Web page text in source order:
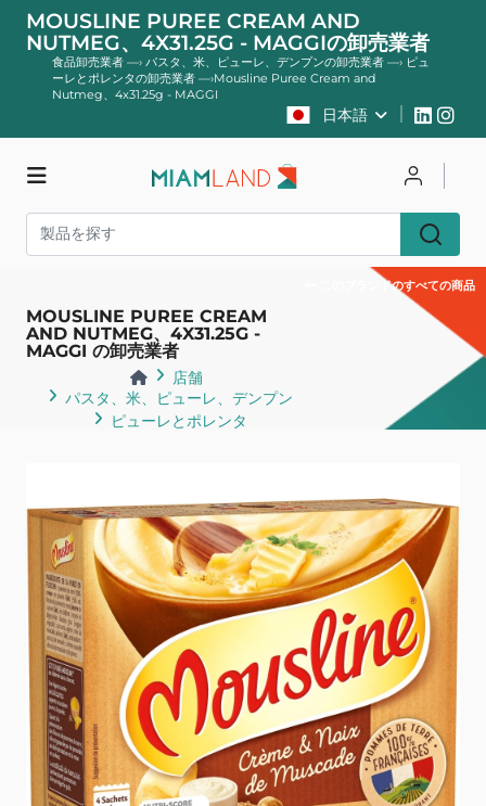
MOUSLINE PUREE CREAM AND
NUTMEG、4X31.25G - MAGGIの卸売業者
食品卸売業者 —› パスタ、米、ピューレ、デンプンの卸売業者 —› ピュ
ーレとポレンタの卸売業者 —›Mousline Puree Cream and
Nutmeg、4x31.25g - MAGGI
日本語
MOUSLINE PUREE CREAM
AND NUTMEG、4X31.25G -
MAGGI の卸売業者
店舗
パスタ、米、ピューレ、デンプン
ピューレとポレンタ
このブランドのすべての商品
ログイン 登録する